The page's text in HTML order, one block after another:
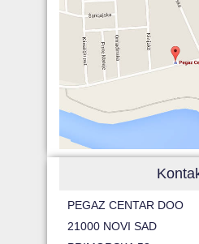
PEGAZ CENTAR DOO
21000 NOVI SAD